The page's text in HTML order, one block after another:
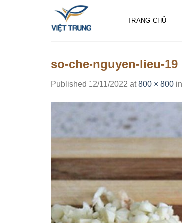
TRANG CHỦ
so-che-nguyen-lieu-19
Published 12/11/2022 at800 × 800 in